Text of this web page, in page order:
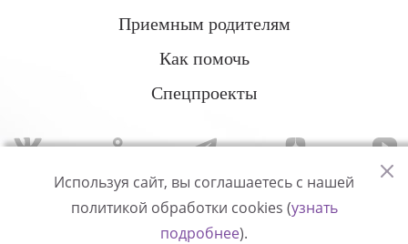
Приемным родителям
Как помочь
Спецпроекты
Политика конфиденциальности
Используя сайт, вы соглашаетесь с нашей
политикой обработки cookies (узнать
подробнее).